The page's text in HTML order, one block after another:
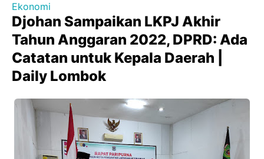
Ekonomi
Djohan Sampaikan LKPJ Akhir
Tahun Anggaran 2022, DPRD: Ada
Catatan untuk Kepala Daerah |
Daily Lombok